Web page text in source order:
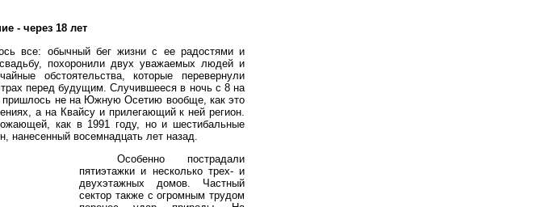
- через 18 лет
все: обычный бег жизни с ее радостями и
похоронили двух уважаемых людей и
обстоятельства, которые перевернули
перед будущим. Случившееся в ночь с 8 на
пришлось не на Южную Осетию вообще, как это
а на Квайсу и прилегающий к ней регион.
как в 1991 году, но и шестибальные
нанесенный восемнадцать лет назад.
Особенно пострадали
пятиэтажки и несколько трех- и
двухэтажных домов. Частный
сектор также с огромным трудом